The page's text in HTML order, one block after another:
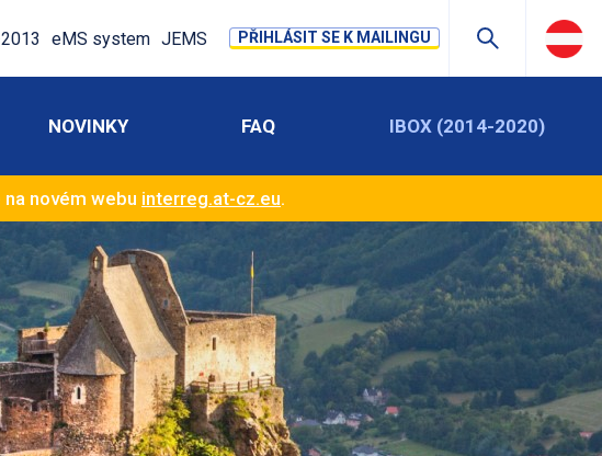
eMS system JEMS PŘIHLÁSIT SE K MAILINGU
NOVINKY FAQ IBOX (2014-2020)
novém webu interreg.at-cz.eu.